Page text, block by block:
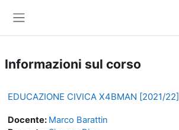
Informazioni sul corso
EDUCAZIONE CIVICA X4BMAN [2021/22]
Docente: Marco Barattin